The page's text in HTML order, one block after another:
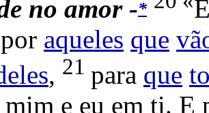
no amor -*
aqueles que
, 21 para que
mim e eu em ti. E